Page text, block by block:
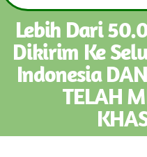
Lebih Dari
Dikirim Ke
Indonesia
TELAH